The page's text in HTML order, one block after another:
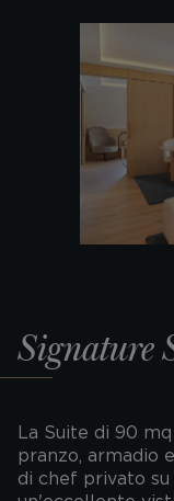
Signature
La Suite di 90
pranzo, armadio
di chef privato